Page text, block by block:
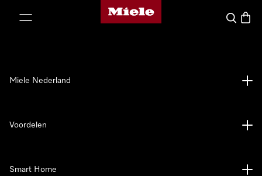
Homepage van Miele
Wat zoek
Miele Nederland
Voordelen
Smart Home